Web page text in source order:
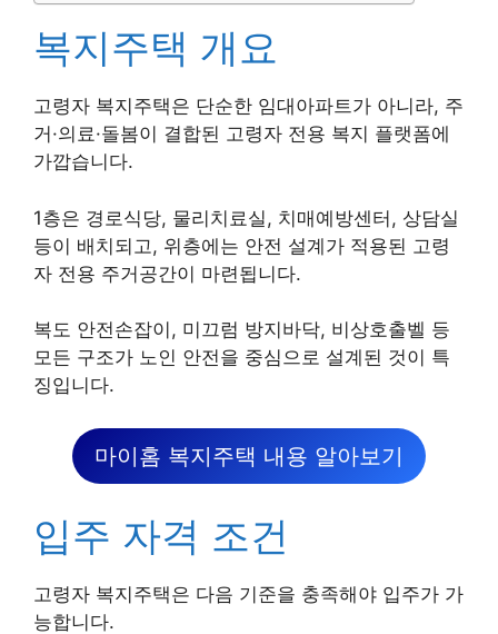
복지주택 개요
고령자 복지주택은 단순한 임대아파트가 아니라, 주
거·의료·돌봄이 결합된 고령자 전용 복지 플랫폼에
가깝습니다.
1층은 경로식당, 물리치료실, 치매예방센터, 상담실
등이 배치되고, 위층에는 안전 설계가 적용된 고령
자 전용 주거공간이 마련됩니다.
복도 안전손잡이, 미끄럼 방지바닥, 비상호출벨 등
모든 구조가 노인 안전을 중심으로 설계된 것이 특
징입니다.
마이홈 복지주택 내용 알아보기
입주 자격 조건
고령자 복지주택은 다음 기준을 충족해야 입주가 가
능합니다.